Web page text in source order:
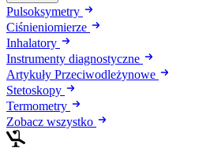
Pulsoksymetry
Ciśnieniomierze
Inhalatory
Instrumenty diagnostyczne
Artykuły Przeciwodleżynowe
Stetoskopy
Termometry
Zobacz wszystko